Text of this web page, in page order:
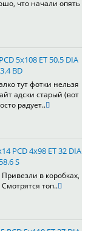
что начали опять
5x108 ET 50.5 DIA
BD
тут фотки нельзя
адски старый (вот
радует..
PCD 4x98 ET 32 DIA
58.6 S
в коробках,
Смотрятся топ..